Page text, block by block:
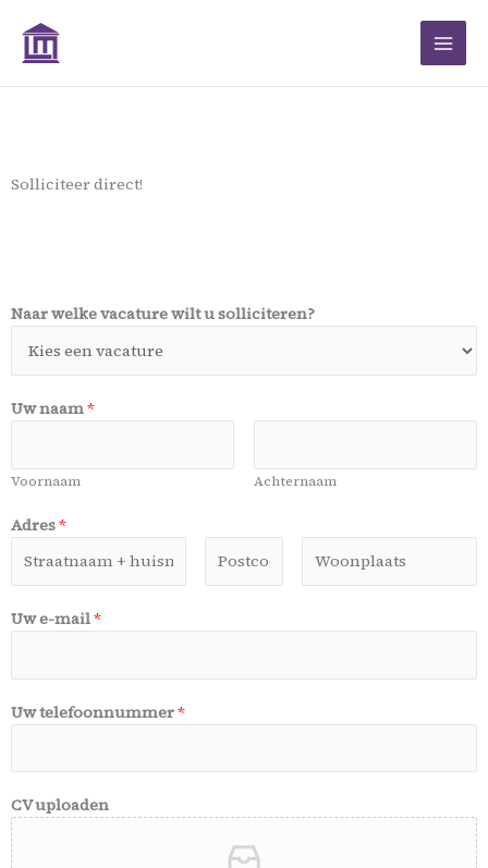
naar
Solliciteer direct!
Naar welke vacature wilt u solliciteren?
Uw naam*
Voornaam Achternaam
Adres*
Uw e-mail*
Uw telefoonnummer*
CV uploaden